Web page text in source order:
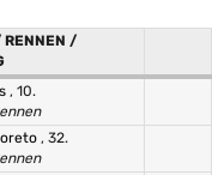
RENNEN /
, 10.
, 32.